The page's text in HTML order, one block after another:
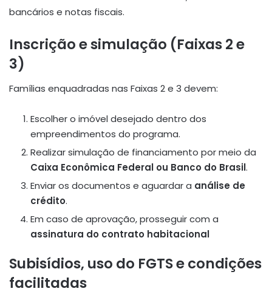
bancários e notas fiscais.
Inscrição e simulação (Faixas 2 e
3)
Famílias enquadradas nas Faixas 2 e 3 devem:
Escolher o imóvel desejado dentro dos
empreendimentos do programa.
Realizar simulação de financiamento por meio da
Caixa Econômica Federal ou Banco do Brasil.
Enviar os documentos e aguardar a análise de
crédito.
Em caso de aprovação, prosseguir com a
assinatura do contrato habitacional
Subisídios, uso do FGTS e condições
facilitadas